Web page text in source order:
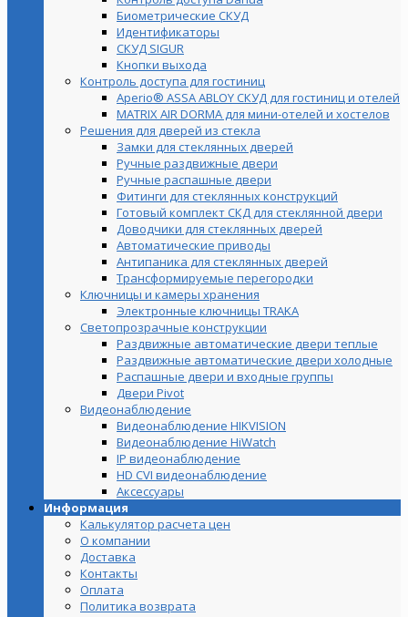
Биометрические СКУД
Идентификаторы
СКУД SIGUR
Кнопки выхода
Контроль доступа для гостиниц
Aperio® ASSA ABLOY СКУД для гостиниц и отелей
MATRIX AIR DORMA для мини-отелей и хостелов
Решения для дверей из стекла
Замки для стеклянных дверей
Ручные раздвижные двери
Ручные распашные двери
Фитинги для стеклянных конструкций
Готовый комплект СКД для стеклянной двери
Доводчики для стеклянных дверей
Автоматические приводы
Антипаника для стеклянных дверей
Трансформируемые перегородки
Ключницы и камеры хранения
Электронные ключницы TRAKA
Светопрозрачные конструкции
Раздвижные автоматические двери теплые
Раздвижные автоматические двери холодные
Распашные двери и входные группы
Двери Pivot
Видеонаблюдение
Видеонаблюдение HIKVISION
Видеонаблюдение HiWatch
IP видеонаблюдение
HD CVI видеонаблюдение
Аксессуары
Информация
Калькулятор расчета цен
О компании
Доставка
Контакты
Оплата
Политика возврата